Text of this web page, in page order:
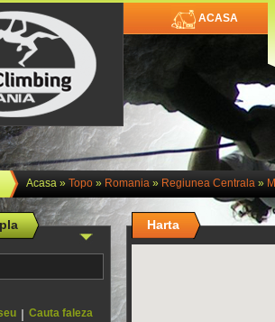
ACASA
Acasa» Topo» Romania» Regiunea Centrala»
Cauta faleza
|
Harta